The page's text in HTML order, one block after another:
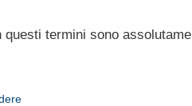
questi termini sono